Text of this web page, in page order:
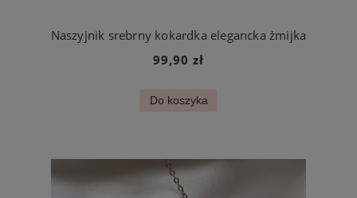
Naszyjnik srebrny kokardka elegancka żmijka
99,90 zł
Do koszyka